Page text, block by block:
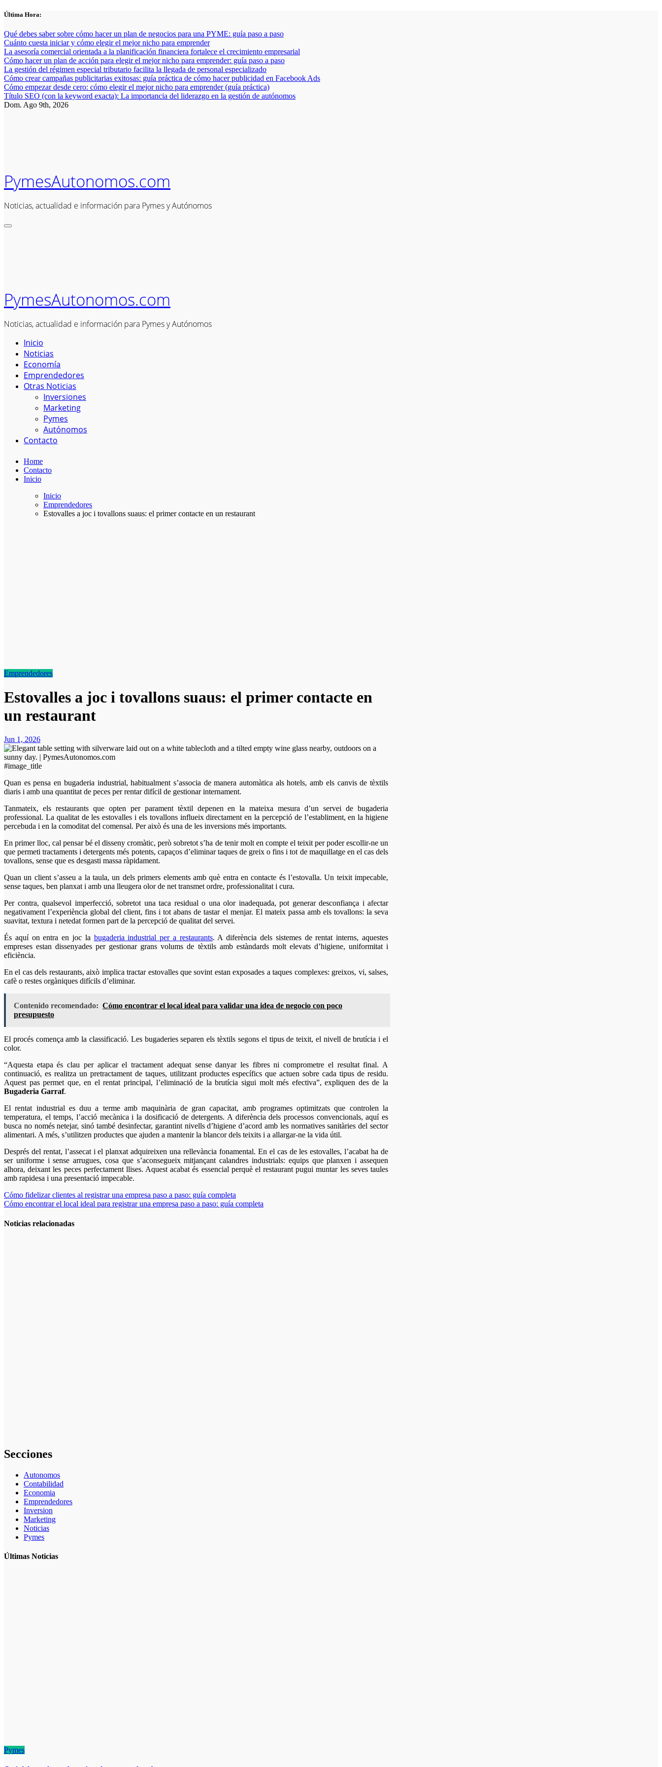
Saltar
contenido
Última Hora:
Qué debes saber sobre cómo hacer un plan de negocios para una PYME: guía paso a paso
Cuánto cuesta iniciar y cómo elegir el mejor nicho para emprender
La asesoría comercial orientada a la planificación financiera fortalece el crecimiento empresarial
Cómo hacer un plan de acción para elegir el mejor nicho para emprender: guía paso a paso
La gestión del régimen especial tributario facilita la llegada de personal especializado
Cómo crear campañas publicitarias exitosas: guía práctica de cómo hacer publicidad en Facebook Ads
Cómo empezar desde cero: cómo elegir el mejor nicho para emprender (guía práctica)
Título SEO (con la keyword exacta): La importancia del liderazgo en la gestión de autónomos
Dom. Ago 9th, 2026
PymesAutonomos.com
Noticias, actualidad e información para Pymes y Autónomos
PymesAutonomos.com
Noticias, actualidad e información para Pymes y Autónomos
Inicio
Noticias
Economía
Emprendedores
Otras Noticias
Inversiones
Marketing
Pymes
Autónomos
Contacto
Home
Contacto
Inicio
Inicio
Emprendedores
Estovalles a joc i tovallons suaus: el primer contacte en un restaurant
Emprendedores
Estovalles a joc i tovallons suaus: el primer contacte en
un restaurant
Jun 1, 2026
#image_title
Quan es pensa en bugaderia industrial, habitualment s’associa de manera automàtica als hotels, amb els canvis de tèxtils
diaris i amb una quantitat de peces per rentar difícil de gestionar internament.
Tanmateix, els restaurants que opten per parament tèxtil depenen en la mateixa mesura d’un servei de bugaderia
professional. La qualitat de les estovalles i els tovallons influeix directament en la percepció de l’establiment, en la higiene
percebuda i en la comoditat del comensal. Per això és una de les inversions més importants.
En primer lloc, cal pensar bé el disseny cromàtic, però sobretot s’ha de tenir molt en compte el teixit per poder escollir-ne un
que permeti tractaments i detergents més potents, capaços d’eliminar taques de greix o fins i tot de maquillatge en el cas dels
tovallons, sense que es desgasti massa ràpidament.
Quan un client s’asseu a la taula, un dels primers elements amb què entra en contacte és l’estovalla. Un teixit impecable,
sense taques, ben planxat i amb una lleugera olor de net transmet ordre, professionalitat i cura.
Per contra, qualsevol imperfecció, sobretot una taca residual o una olor inadequada, pot generar desconfiança i afectar
negativament l’experiència global del client, fins i tot abans de tastar el menjar. El mateix passa amb els tovallons: la seva
suavitat, textura i netedat formen part de la percepció de qualitat del servei.
És aquí on entra en joc la bugaderia industrial per a restaurants. A diferència dels sistemes de rentat interns, aquestes
empreses estan dissenyades per gestionar grans volums de tèxtils amb estàndards molt elevats d’higiene, uniformitat i
eficiència.
En el cas dels restaurants, això implica tractar estovalles que sovint estan exposades a taques complexes: greixos, vi, salses,
cafè o restes orgàniques difícils d’eliminar.
Contenido recomendado: Cómo encontrar el local ideal para validar una idea de negocio con poco
presupuesto
El procés comença amb la classificació. Les bugaderies separen els tèxtils segons el tipus de teixit, el nivell de brutícia i el
color.
“Aquesta etapa és clau per aplicar el tractament adequat sense danyar les fibres ni comprometre el resultat final. A
continuació, es realitza un pretractament de taques, utilitzant productes específics que actuen sobre cada tipus de residu.
Aquest pas permet que, en el rentat principal, l’eliminació de la brutícia sigui molt més efectiva”, expliquen des de la
Bugaderia Garraf.
El rentat industrial es duu a terme amb maquinària de gran capacitat, amb programes optimitzats que controlen la
temperatura, el temps, l’acció mecànica i la dosificació de detergents. A diferència dels processos convencionals, aquí es
busca no només netejar, sinó també desinfectar, garantint nivells d’higiene d’acord amb les normatives sanitàries del sector
alimentari. A més, s’utilitzen productes que ajuden a mantenir la blancor dels teixits i a allargar-ne la vida útil.
Després del rentat, l’assecat i el planxat adquireixen una rellevància fonamental. En el cas de les estovalles, l’acabat ha de
ser uniforme i sense arrugues, cosa que s’aconsegueix mitjançant calandres industrials: equips que planxen i assequen
alhora, deixant les peces perfectament llises. Aquest acabat és essencial perquè el restaurant pugui muntar les seves taules
amb rapidesa i una presentació impecable.
Navegación
de
entradas
Cómo fidelizar clientes al registrar una empresa paso a paso: guía completa
Cómo encontrar el local ideal para registrar una empresa paso a paso: guía completa
Noticias relacionadas
Secciones
Autonomos
Contabilidad
Economia
Emprendedores
Inversion
Marketing
Noticias
Pymes
Últimas Noticias
Pymes